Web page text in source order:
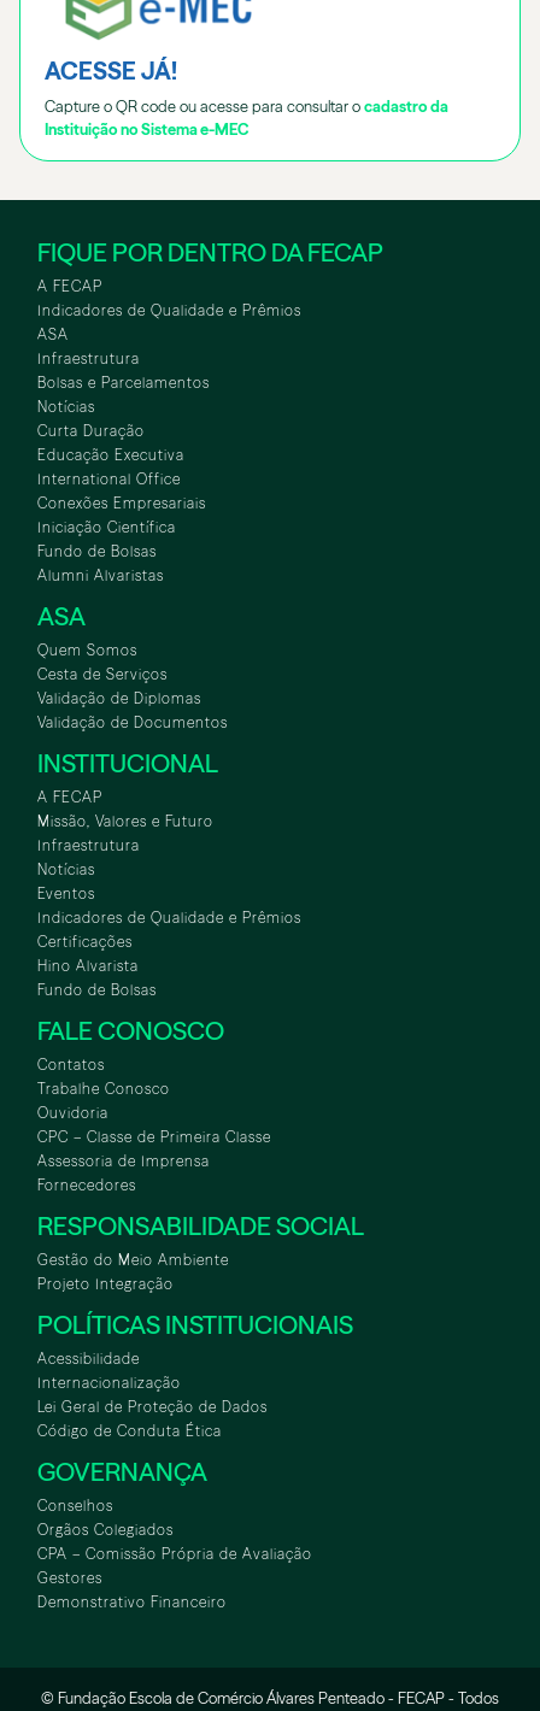
ACESSE JÁ!
Capture o QR code ou acesse para consultar o cadastro da
Instituição no Sistema e-MEC
FIQUE POR DENTRO DA FECAP
A FECAP
Indicadores de Qualidade e Prêmios
ASA
Infraestrutura
Bolsas e Parcelamentos
Notícias
Curta Duração
Educação Executiva
International Office
Conexões Empresariais
Iniciação Científica
Fundo de Bolsas
Alumni Alvaristas
ASA
Quem Somos
Cesta de Serviços
Validação de Diplomas
Validação de Documentos
INSTITUCIONAL
A FECAP
Missão, Valores e Futuro
Infraestrutura
Notícias
Eventos
Indicadores de Qualidade e Prêmios
Certificações
Hino Alvarista
Fundo de Bolsas
FALE CONOSCO
Contatos
Trabalhe Conosco
Ouvidoria
CPC – Classe de Primeira Classe
Assessoria de Imprensa
Fornecedores
RESPONSABILIDADE SOCIAL
Gestão do Meio Ambiente
Projeto Integração
POLÍTICAS INSTITUCIONAIS
Acessibilidade
Internacionalização
Lei Geral de Proteção de Dados
Código de Conduta Ética
GOVERNANÇA
Conselhos
Orgãos Colegiados
CPA – Comissão Própria de Avaliação
Gestores
Demonstrativo Financeiro
© Fundação Escola de Comércio Álvares Penteado - FECAP - Todos